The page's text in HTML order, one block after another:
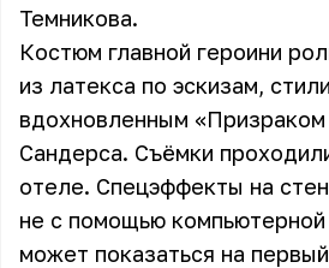
Темникова.
Костюм главной героини
из латекса по эскизам,
вдохновленным «Призраком
Сандерса. Съёмки
отеле. Спецэффекты на
не с помощью компьютерной
может показаться на